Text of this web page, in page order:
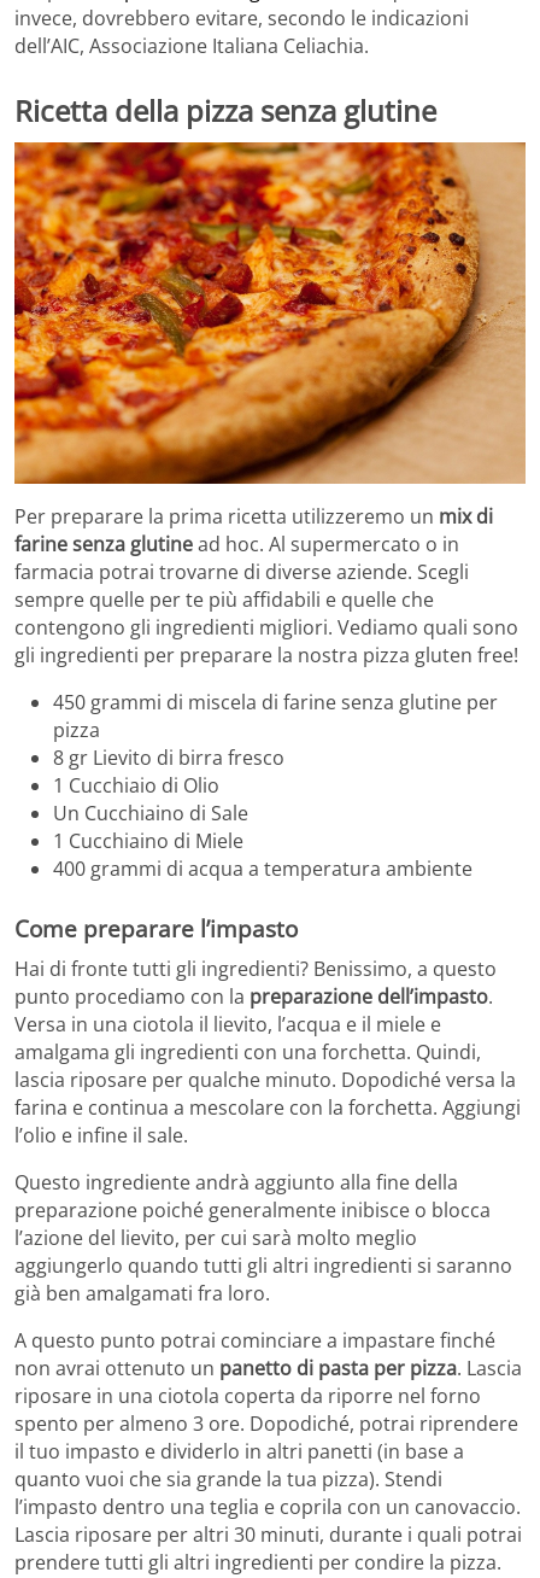
invece, dovrebbero evitare, secondo le indicazioni
dell’AIC, Associazione Italiana Celiachia.
Ricetta della pizza senza glutine
Per preparare la prima ricetta utilizzeremo un mix di
farine senza glutinead hoc. Al supermercato o in
farmacia potrai trovarne di diverse aziende. Scegli
sempre quelle per te più affidabili e quelle che
contengono gli ingredienti migliori. Vediamo quali sono
gli ingredienti per preparare la nostra pizza gluten free!
450 grammi di miscela di farine senza glutine per
pizza
8 gr Lievito di birra fresco
1 Cucchiaio di Olio
Un Cucchiaino di Sale
1 Cucchiaino di Miele
400 grammi di acqua a temperatura ambiente
Come preparare l’impasto
Hai di fronte tutti gli ingredienti? Benissimo, a questo
punto procediamo con la preparazione dell’impasto.
Versa in una ciotola il lievito, l’acqua e il miele e
amalgama gli ingredienti con una forchetta. Quindi,
lascia riposare per qualche minuto. Dopodiché versa la
farina e continua a mescolare con la forchetta. Aggiungi
l’olio e infine il sale.
Questo ingrediente andrà aggiunto alla fine della
preparazione poiché generalmente inibisce o blocca
l’azione del lievito, per cui sarà molto meglio
aggiungerlo quando tutti gli altri ingredienti si saranno
già ben amalgamati fra loro.
A questo punto potrai cominciare a impastare finché
non avrai ottenuto un panetto di pasta per pizza. Lascia
riposare in una ciotola coperta da riporre nel forno
spento per almeno 3 ore. Dopodiché, potrai riprendere
il tuo impasto e dividerlo in altri panetti (in base a
quanto vuoi che sia grande la tua pizza). Stendi
l’impasto dentro una teglia e coprila con un canovaccio.
Lascia riposare per altri 30 minuti, durante i quali potrai
prendere tutti gli altri ingredienti per condire la pizza.